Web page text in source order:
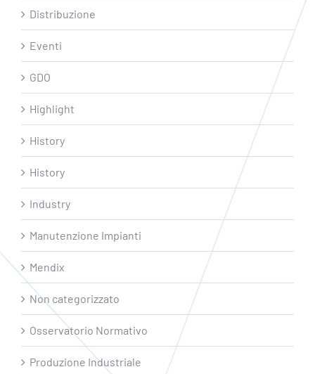
Distribuzione
Eventi
GDO
Highlight
History
History
Industry
Manutenzione Impianti
Mendix
Non categorizzato
Osservatorio Normativo
Produzione Industriale